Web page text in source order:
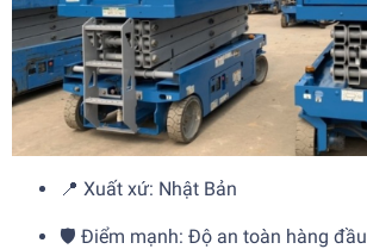
📍 Xuất xứ: Nhật Bản
🛡️ Điểm mạnh: Độ an toàn hàng đầu